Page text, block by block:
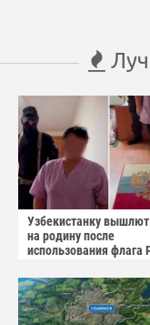
Узбекистанку вышлют
на родину после
использования флага